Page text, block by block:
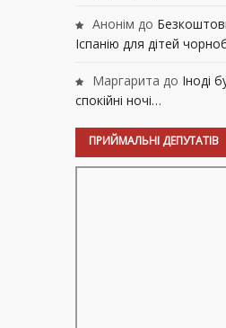
Анонім до
Іспанію для дітей
Маргарита до Іноді
спокійні ночі…
ПРИЙМАЛЬНІ ДЕПУТАТІВ